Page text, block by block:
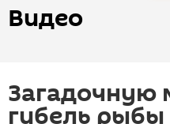
Видео
Загадочную
гибель